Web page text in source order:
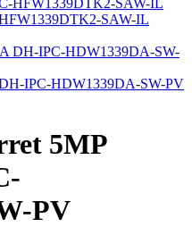
SAW-IL
IPC-HDW1339DA-SW-PV
5MP
PV